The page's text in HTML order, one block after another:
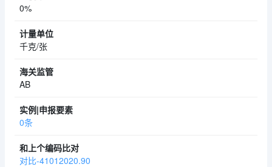
0%
千克/张
AB
0条
对比-41012020.90